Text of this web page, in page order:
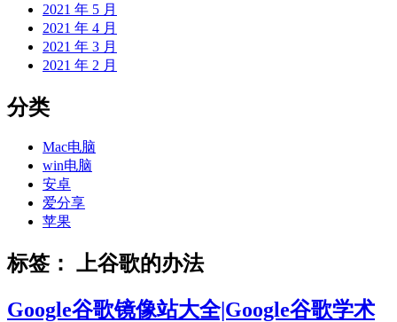
2021 年 5 月
2021 年 4 月
2021 年 3 月
2021 年 2 月
分类
Mac电脑
win电脑
安卓
爱分享
苹果
标签： 上谷歌的办法
Google谷歌镜像站大全|Google谷歌学术